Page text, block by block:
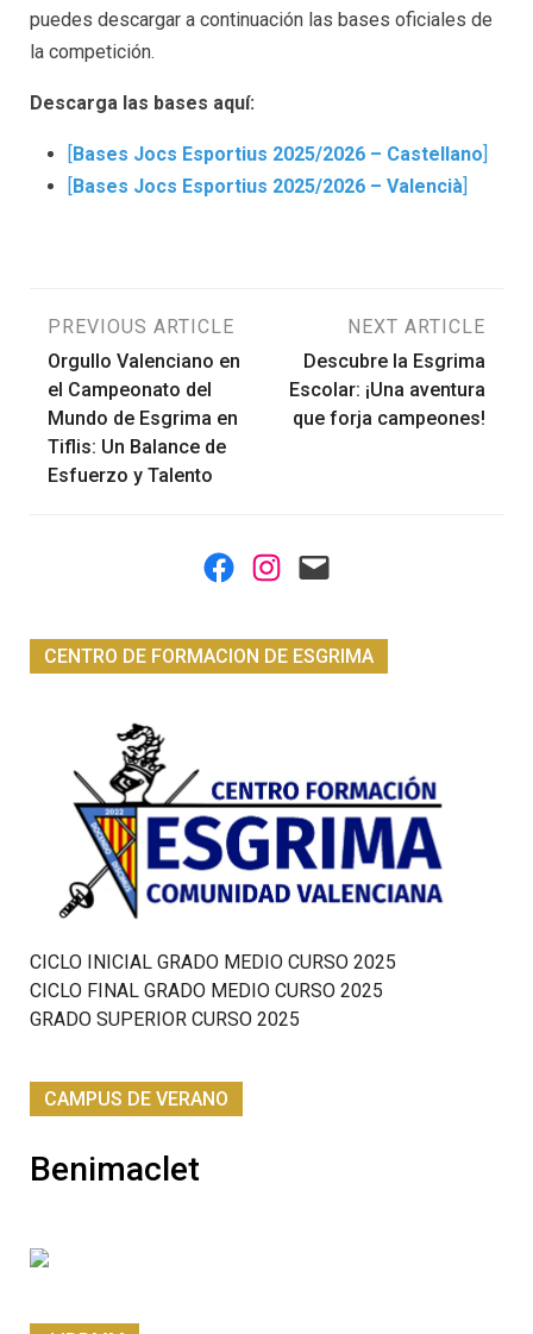
puedes descargar a continuación las bases oficiales de
la competición.
Descarga las bases aquí:
[Bases Jocs Esportius 2025/2026 – Castellano]
[Bases Jocs Esportius 2025/2026 – Valencià]
Navegación
de
entradas
PREVIOUS ARTICLE
Orgullo Valenciano en
el Campeonato del
Mundo de Esgrima en
Tiflis: Un Balance de
Esfuerzo y Talento
NEXT ARTICLE
Descubre la Esgrima
Escolar: ¡Una aventura
que forja campeones!
Facebook
Instagram
Mail
CENTRO DE FORMACION DE ESGRIMA
CICLO INICIAL GRADO MEDIO CURSO 2025
CICLO FINAL GRADO MEDIO CURSO 2025
GRADO SUPERIOR CURSO 2025
CAMPUS DE VERANO
Benimaclet